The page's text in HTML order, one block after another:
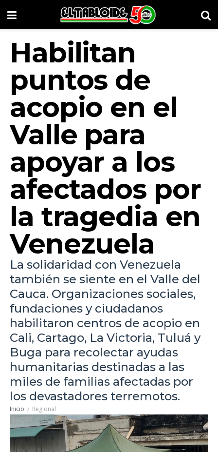
Habilitan
puntos de
acopio en el
Valle para
apoyar a los
afectados por
la tragedia en
Venezuela
La solidaridad con Venezuela
también se siente en el Valle del
Cauca. Organizaciones sociales,
fundaciones y ciudadanos
habilitaron centros de acopio en
Cali, Cartago, La Victoria, Tuluá y
Buga para recolectar ayudas
humanitarias destinadas a las
miles de familias afectadas por
los devastadores terremotos.
Inicio Regional